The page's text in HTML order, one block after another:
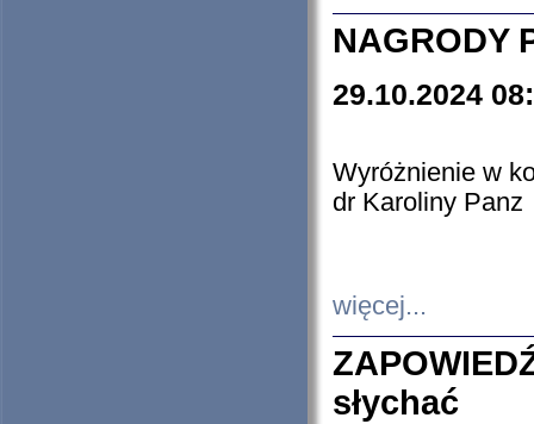
NAGRODY
29.10.2024
Wyróżnienie w
dr Karoliny Panz
więcej...
słychać